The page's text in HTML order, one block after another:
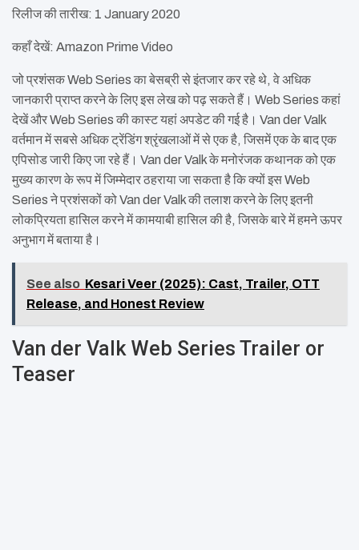
रिलीज की तारीख: 1 January 2020
कहाँ देखें: Amazon Prime Video
जो प्रशंसक Web Series का बेसब्री से इंतजार कर रहे थे, वे अधिक
जानकारी प्राप्त करने के लिए इस लेख को पढ़ सकते हैं। Web Series कहां
देखें और Web Series की कास्ट यहां अपडेट की गई है। Van der Valk
वर्तमान में सबसे अधिक ट्रेंडिंग श्रृंखलाओं में से एक है, जिसमें एक के बाद एक
एपिसोड जारी किए जा रहे हैं। Van der Valk के मनोरंजक कथानक को एक
मुख्य कारण के रूप में जिम्मेदार ठहराया जा सकता है कि क्यों इस Web
Series ने प्रशंसकों को Van der Valk की तलाश करने के लिए इतनी
लोकप्रियता हासिल करने में कामयाबी हासिल की है, जिसके बारे में हमने ऊपर
अनुभाग में बताया है।
See also Kesari Veer (2025): Cast, Trailer, OTT
Release, and Honest Review
Van der Valk Web Series Trailer or
Teaser